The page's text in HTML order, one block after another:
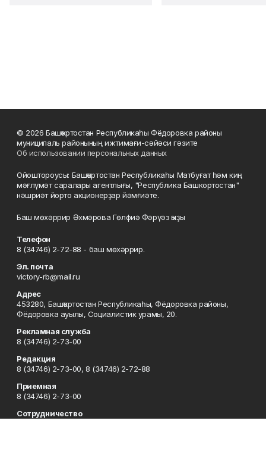
© 2026 Башҡортостан Республикаһы Фёдоровка районы
муниципаль районының ижтимағи-сәйәси гәзите
Об использовании персональных данных
Ойоштороусы: Башҡортостан Республикаһы Матбуғат һәм киң
мәғлүмәт саралары агентлығы, "Республика Башкортостан"
нәшриәт йорто акционерҙар йәмғиәте.
Баш мөхәррир Әхмәрова Гөлфиә Фәрүәз ҡыҙы
Телефон
8 (34746) 2-72-88 - баш мөхәррир.
Эл. почта
victory-rb@mail.ru
Адрес
453280, Башҡортостан Республикаһы, Фёдоровка районы,
Фёдоровка ауылы, Социалистик урамы, 20.
Рекламная служба
8 (34746) 2-73-00
Редакция
8 (34746) 2-73-00, 8 (34746) 2-72-88
Приемная
8 (34746) 2-73-00
Сотрудничество